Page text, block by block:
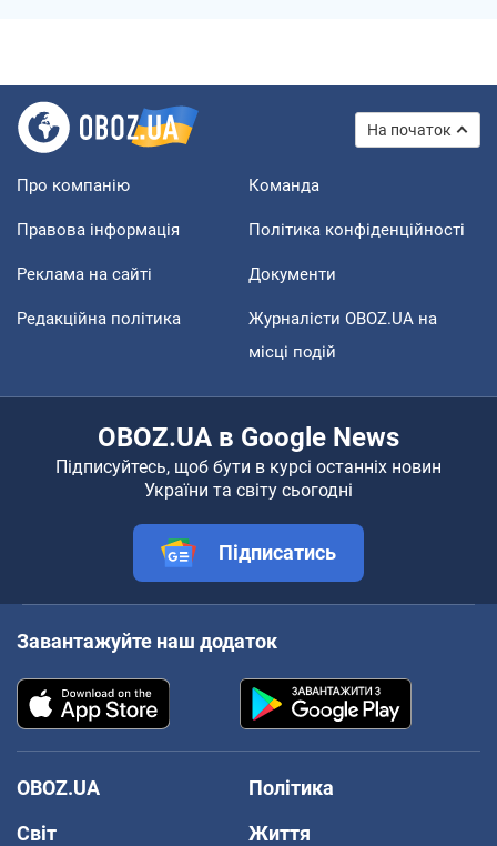
На початок
Про компанію Команда
Правова інформація Політика конфіденційності
Реклама на сайті Документи
Редакційна політика
Журналісти OBOZ.UA на
місці подій
OBOZ.UA в Google News
Підписуйтесь, щоб бути в курсі останніх новин
України та світу сьогодні
Підписатись
Завантажуйте наш додаток
OBOZ.UA
Політика
Світ
Життя